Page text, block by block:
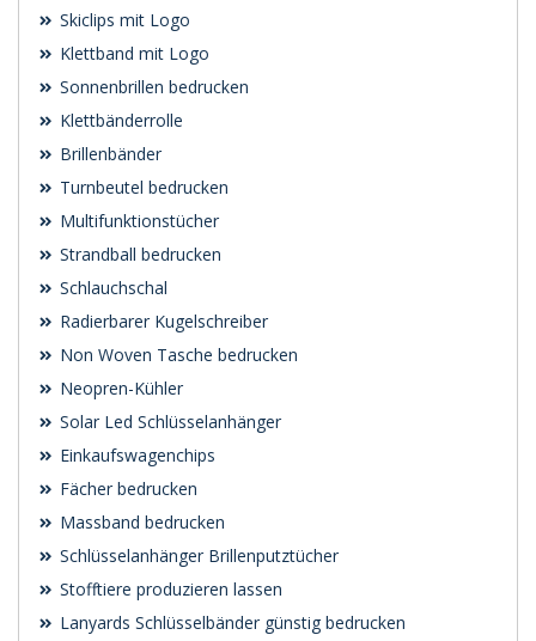
Skiclips mit Logo
Klettband mit Logo
Sonnenbrillen bedrucken
Klettbänderrolle
Brillenbänder
Turnbeutel bedrucken
Multifunktionstücher
Strandball bedrucken
Schlauchschal
Radierbarer Kugelschreiber
Non Woven Tasche bedrucken
Neopren-Kühler
Solar Led Schlüsselanhänger
Einkaufswagenchips
Fächer bedrucken
Massband bedrucken
Schlüsselanhänger Brillenputztücher
Stofftiere produzieren lassen
Lanyards Schlüsselbänder günstig bedrucken